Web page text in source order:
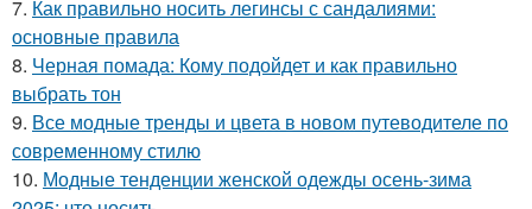
7. Как правильно носить легинсы с сандалиями:
основные правила
8. Черная помада: Кому подойдет и как правильно
выбрать тон
9. Все модные тренды и цвета в новом путеводителе по
современному стилю
10. Модные тенденции женской одежды осень-зима